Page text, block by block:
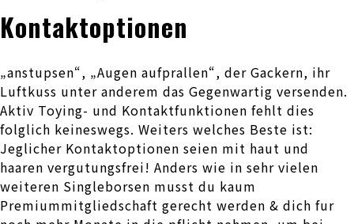
Kontaktoptionen
„anstupsen“, „Augen aufprallen“, der Gackern, ihr
Luftkuss unter anderem das Gegenwartig versenden.
Aktiv Toying- und Kontaktfunktionen fehlt dies
folglich keineswegs. Weiters welches Beste ist:
Jeglicher Kontaktoptionen seien mit haut und
haaren vergutungsfrei! Anders wie in sehr vielen
weiteren Singleborsen musst du kaum
Premiummitgliedschaft gerecht werden & dich fur